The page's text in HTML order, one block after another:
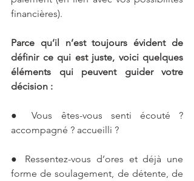
financières).
Parce qu’il n’est toujours évident de
définir ce qui est juste, voici quelques
éléments qui peuvent guider votre
décision :
● Vous êtes-vous senti écouté ?
accompagné ? accueilli ?
● Ressentez-vous d’ores et déjà une
forme de soulagement, de détente, de